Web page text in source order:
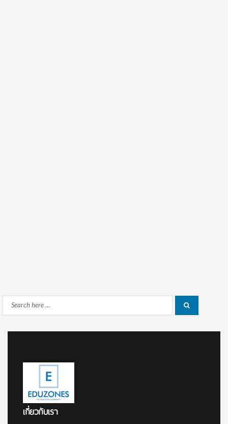
Search
เกี่ยวกับเรา